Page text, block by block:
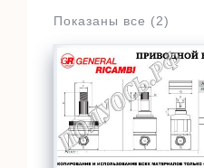
Показаны все (2)